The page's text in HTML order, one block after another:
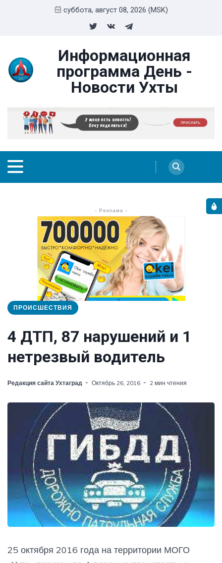
суббота, август 08, 2026 (MSK)
Информационная
программа День -
Новости Ухты
- Реклама -
ПРОИСШЕСТВИЯ
4 ДТП, 87 нарушений и 1
нетрезвый водитель
Редакция сайта Ухтаград Октябрь 26, 2016 2 мин чтения
25 октября 2016 года на территории МОГО